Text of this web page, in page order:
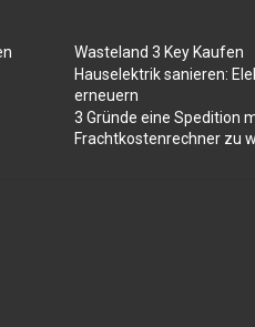
Wasteland 3 Key Kaufen
Hauselektrik sanieren:
erneuern
3 Gründe eine Spedition
Frachtkostenrechner zu